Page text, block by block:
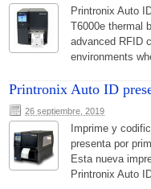
Printronix Auto
T6000e thermal
advanced RFID
environments
Printronix Auto ID
26 septiembre, 2019
Imprime y
presenta por
Esta nueva
Printronix Auto